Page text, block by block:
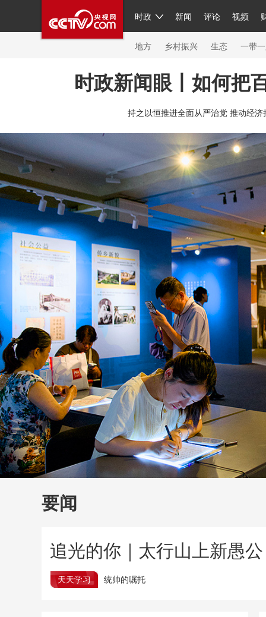
时政 新闻 评论 视频
人民领袖习近平 联播+ 中国
直播 片库 栏目大全 节目单
繁体 海外频道 iPanda
地方 乡村振兴 生态 一带
总台春晚
新闻
人民领袖
体育
VIP会员
大国智造
时政新闻眼丨如何把
持之以恒推进全面从严治党 推动经
要闻
追光的你｜太行山上新愚公
天天学习 统帅的嘱托